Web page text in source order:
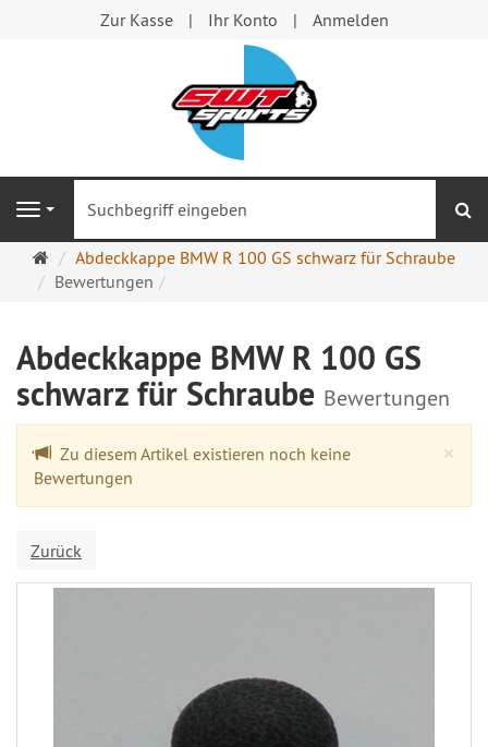
Zur Kasse Ihr Konto Anmelden
Navigation
Startseite
Abdeckkappe BMW R 100 GS schwarz für Schraube
Bewertungen
Abdeckkappe BMW R 100 GS
schwarz für Schraube Bewertungen
×
Zu diesem Artikel existieren noch keine
Bewertungen
Zurück